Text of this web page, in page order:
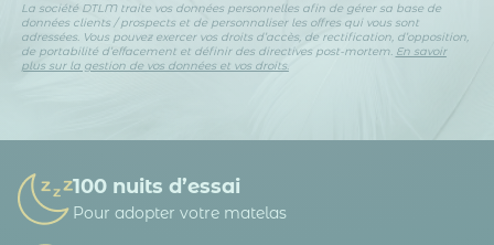
La société DTLM traite vos données personnelles afin de gérer sa base de
données clients / prospects et de personnaliser les offres qui vous sont
adressées. Vous pouvez exercer vos droits d’accès, de rectification, d’opposition,
de portabilité d’effacement et définir des directives post-mortem. En savoir
plus sur la gestion de vos données et vos droits.
100 nuits d’essai
Pour adopter votre matelas